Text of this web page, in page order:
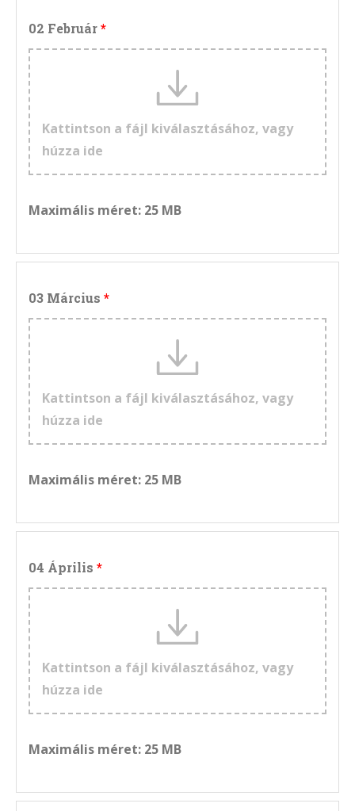
02 Február
Kattintson a fájl kiválasztásához, vagy
húzza ide
Maximális méret: 25 MB
03 Március
Kattintson a fájl kiválasztásához, vagy
húzza ide
Maximális méret: 25 MB
04 Április
Kattintson a fájl kiválasztásához, vagy
húzza ide
Maximális méret: 25 MB